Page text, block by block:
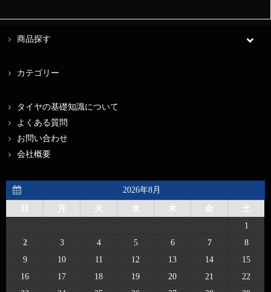
商品探す
カテゴリー
タイヤの基礎知識について
よくある質問
お問い合わせ
会社概要
2026年8月
日 月 火 水 木 金
土
1
2
3 4 5 6 7
8
9
10 11 12 13 14
15
16
17 18 19 20 21
22